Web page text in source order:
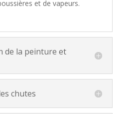
et de vapeurs.
de la peinture et
chutes